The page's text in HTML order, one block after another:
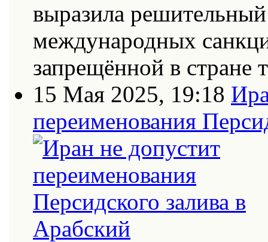
выразила
международных
запрещённой в стране
15 Мая 2025, 19:18
переименования